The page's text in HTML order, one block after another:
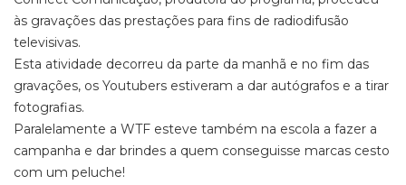
às gravações das prestações para fins de radiodifusão
televisivas.
Esta atividade decorreu da parte da manhã e no fim das
gravações, os Youtubers estiveram a dar autógrafos e a tirar
fotografias.
Paralelamente a WTF esteve também na escola a fazer a
campanha e dar brindes a quem conseguisse marcas cesto
com um peluche!